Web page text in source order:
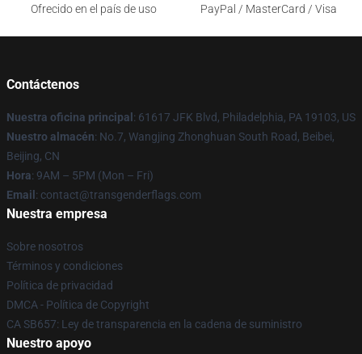
Ofrecido en el país de uso
PayPal / MasterCard / Visa
Contáctenos
Nuestra oficina principal : 61617 JFK Blvd, Philadelphia, PA 19103, US
Nuestro almacén: No.7, Wangjing Zhonghuan South Road, Beibei,
Beijing, CN
Hora: 9AM – 5PM (Mon – Fri)
Email : contact@transgenderflags.com
Nuestra empresa
Sobre nosotros
Términos y condiciones
Política de privacidad
DMCA - Política de Copyright
CA SB657: Ley de transparencia en la cadena de suministro
Nuestro apoyo